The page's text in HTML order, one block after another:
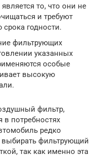
то, что они не
и требуют
годности.
фильтрующих
указанных
особые
высокую
фильтр,
в потребностях
редко
выбирать фильтрующий
так как именно эта